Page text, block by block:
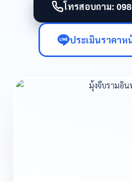
โทรสอบถาม:
ประเมินราคาห